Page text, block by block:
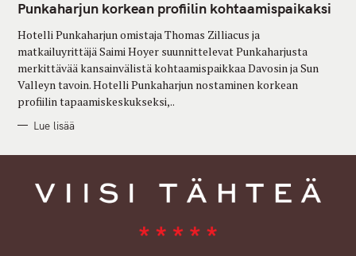
G
O
I
S
Punkaharjun korkean profiilin kohtaamispaikaksi
Hotelli Punkaharjun omistaja Thomas Zilliacus ja
matkailuyrittäjä Saimi Hoyer suunnittelevat Punkaharjusta
merkittävää kansainvälistä kohtaamispaikkaa Davosin ja Sun
Valleyn tavoin. Hotelli Punkaharjun nostaminen korkean
profiilin tapaamiskeskukseksi,..
Lue lisää